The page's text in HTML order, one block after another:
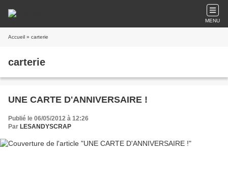
MENU
Accueil » carterie
carterie
UNE CARTE D'ANNIVERSAIRE !
Publié le 06/05/2012 à 12:26
Par LESANDYSCRAP